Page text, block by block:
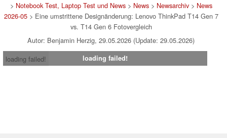
> Notebook Test, Laptop Test und News> News> Newsarchiv> News
2026-05> Eine umstrittene Designänderung: Lenovo ThinkPad T14 Gen 7
vs. T14 Gen 6 Fotovergleich
Autor: Benjamin Herzig, 29.05.2026 (Update: 29.05.2026)
loading failed!
loading failed!